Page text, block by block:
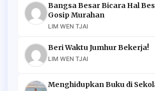
Bangsa Besar Bicara Hal
Gosip Murahan
LIM WEN TJAI
Beri Waktu Jumhur Bekerja!
LIM WEN TJAI
Menghidupkan Buku di